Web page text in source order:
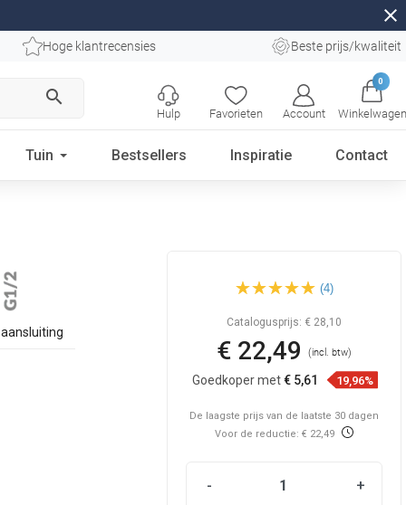
close
Hoge klantrecensies Beste prijs/kwaliteit
search
Favorieten Account
0
Winkelwagen
Hulp
Tuin Bestsellers Inspiratie Contact
Mexen opbouw zijmondstuk,
roze goud - 79360-60
(4)
Catalogusprijs: € 28,10
€ 22,49(incl. btw)
Goedkoper met€ 5,61 19,96%
De laagste prijs van de laatste 30 dagen
Voor de reductie: € 22,49
- +